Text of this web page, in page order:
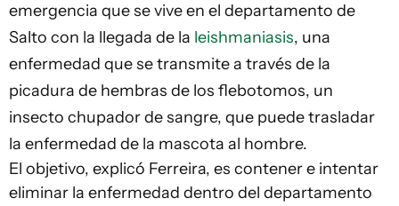
emergencia que se vive en el departamento de
Salto con la llegada de la leishmaniasis, una
enfermedad que se transmite a través de la
picadura de hembras de los flebotomos, un
insecto chupador de sangre, que puede trasladar
la enfermedad de la mascota al hombre.
El objetivo, explicó Ferreira, es contener e intentar
eliminar la enfermedad dentro del departamento